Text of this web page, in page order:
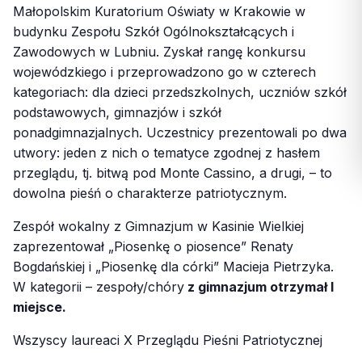
Małopolskim Kuratorium Oświaty w Krakowie w
budynku Zespołu Szkół Ogólnokształcących i
Zawodowych w Lubniu. Zyskał rangę konkursu
wojewódzkiego i przeprowadzono go w czterech
kategoriach: dla dzieci przedszkolnych, uczniów szkół
podstawowych, gimnazjów i szkół
ponadgimnazjalnych. Uczestnicy prezentowali po dwa
utwory: jeden z nich o tematyce zgodnej z hasłem
przeglądu, tj. bitwą pod Monte Cassino, a drugi, – to
dowolna pieśń o charakterze patriotycznym.
Zespół wokalny z Gimnazjum w Kasinie Wielkiej
zaprezentował „Piosenkę o piosence” Renaty
Bogdańskiej i „Piosenkę dla córki” Macieja Pietrzyka.
W kategorii – zespoły/chóry z gimnazjum otrzymał I
miejsce.
Wszyscy laureaci X Przeglądu Pieśni Patriotycznej